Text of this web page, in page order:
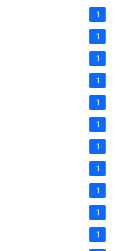
1
1
1
1
1
1
1
1
1
1
1